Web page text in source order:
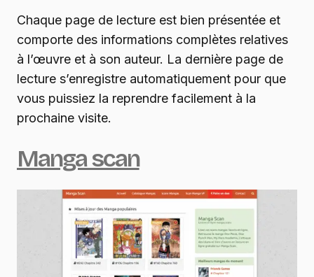
Chaque page de lecture est bien présentée et
comporte des informations complètes relatives
à l’œuvre et à son auteur. La dernière page de
lecture s’enregistre automatiquement pour que
vous puissiez la reprendre facilement à la
prochaine visite.
Manga scan